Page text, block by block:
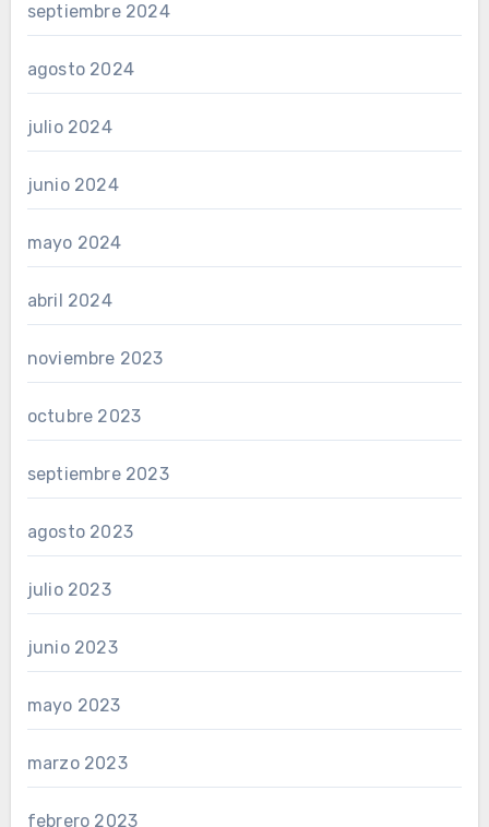
septiembre 2024
agosto 2024
julio 2024
junio 2024
mayo 2024
abril 2024
noviembre 2023
octubre 2023
septiembre 2023
agosto 2023
julio 2023
junio 2023
mayo 2023
marzo 2023
febrero 2023